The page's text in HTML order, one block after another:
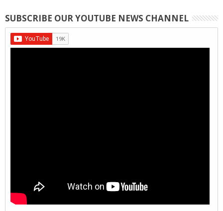
SUBSCRIBE OUR YOUTUBE NEWS CHANNEL